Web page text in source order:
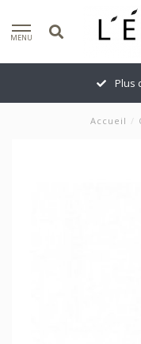
MENU
Plus
Accueil /